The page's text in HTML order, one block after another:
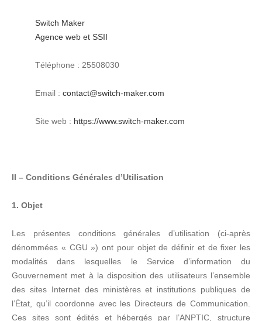
Switch Maker
Agence web et SSII
Téléphone : 25508030
Email : contact@switch-maker.com
Site web : https://www.switch-maker.com
II – Conditions Générales d’Utilisation
1. Objet
Les présentes conditions générales d’utilisation (ci-après
dénommées « CGU ») ont pour objet de définir et de fixer les
modalités dans lesquelles le Service d’information du
Gouvernement met à la disposition des utilisateurs l’ensemble
des sites Internet des ministères et institutions publiques de
l’État, qu’il coordonne avec les Directeurs de Communication.
Ces sites sont édités et hébergés par l’ANPTIC, structure